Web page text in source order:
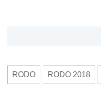
RODO RODO 2018